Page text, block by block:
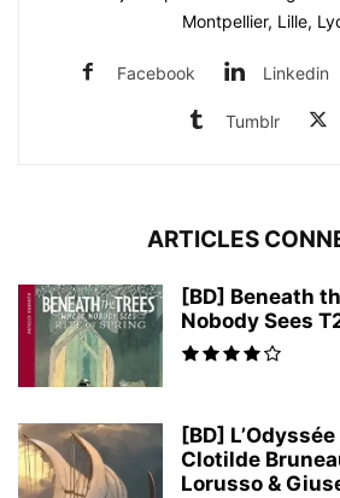
Montpellier, Lille,
Facebook Linkedin
Tumblr
ARTICLES
[BD] Beneath
Nobody Sees
[BD]
Clotilde
Lorusso &